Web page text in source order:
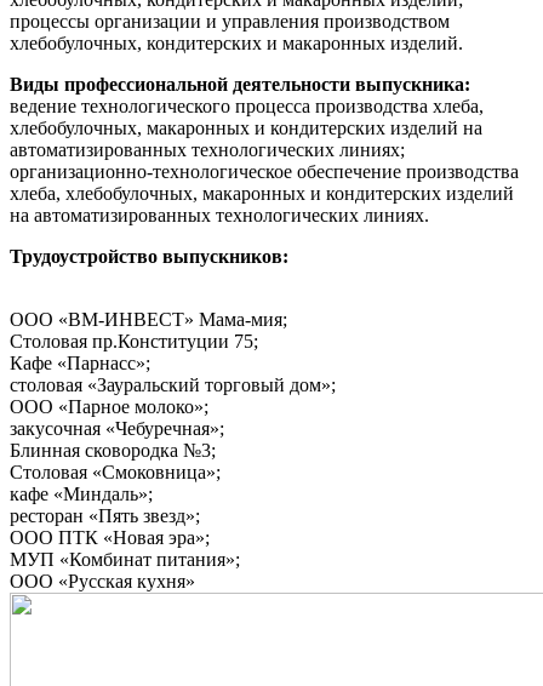
процессы организации и управления производством
хлебобулочных, кондитерских и макаронных изделий.
Виды профессиональной деятельности выпускника:
ведение технологического процесса производства хлеба,
хлебобулочных, макаронных и кондитерских изделий на
автоматизированных технологических линиях;
организационно-технологическое обеспечение производства
хлеба, хлебобулочных, макаронных и кондитерских изделий
на автоматизированных технологических линиях.
Трудоустройство выпускников:
ООО «ВМ-ИНВЕСТ» Мама-мия;
Столовая пр.Конституции 75;
Кафе «Парнасс»;
столовая «Зауральский торговый дом»;
ООО «Парное молоко»;
закусочная «Чебуречная»;
Блинная сковородка №3;
Столовая «Смоковница»;
кафе «Миндаль»;
ресторан «Пять звезд»;
ООО ПТК «Новая эра»;
МУП «Комбинат питания»;
ООО «Русская кухня»